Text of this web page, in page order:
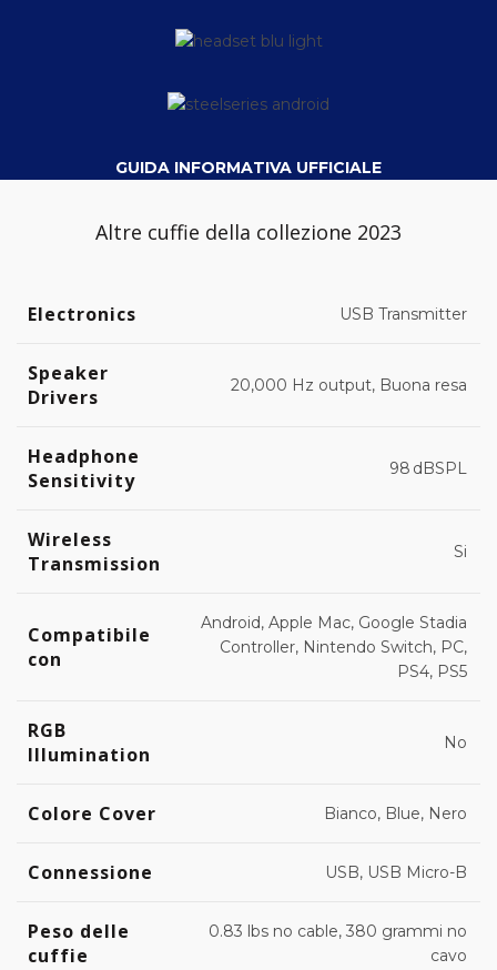
GUIDA INFORMATIVA UFFICIALE
Altre cuffie della collezione 2023
Electronics USB Transmitter
Speaker
Drivers
20,000 Hz output, Buona resa
Headphone
Sensitivity
98 dBSPL
Wireless
Transmission
Si
Compatibile
con
Android, Apple Mac, Google Stadia
Controller, Nintendo Switch, PC,
PS4, PS5
RGB
Illumination
No
Colore Cover Bianco, Blue, Nero
Connessione USB, USB Micro-B
Peso delle
cuffie
0.83 lbs no cable, 380 grammi no
cavo